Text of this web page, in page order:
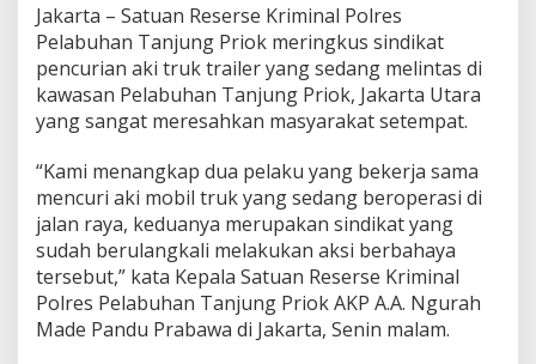
a
n
a
t
u
k
i
P
e
l
a
b
Jakarta – Satuan Reserse Kriminal Polres
Pelabuhan Tanjung Priok meringkus sindikat
pencurian aki truk trailer yang sedang melintas di
kawasan Pelabuhan Tanjung Priok, Jakarta Utara
yang sangat meresahkan masyarakat setempat.
“Kami menangkap dua pelaku yang bekerja sama
mencuri aki mobil truk yang sedang beroperasi di
jalan raya, keduanya merupakan sindikat yang
sudah berulangkali melakukan aksi berbahaya
tersebut,” kata Kepala Satuan Reserse Kriminal
Polres Pelabuhan Tanjung Priok AKP A.A. Ngurah
Made Pandu Prabawa di Jakarta, Senin malam.